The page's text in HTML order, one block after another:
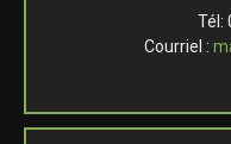
Tél:
Courriel :